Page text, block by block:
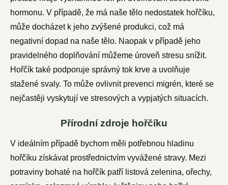
hormonu. V případě, že má naše tělo nedostatek hořčíku,
může docházet k jeho zvýšené produkci, což má
negativní dopad na naše tělo. Naopak v případě jeho
pravidelného doplňování můžeme úroveň stresu snížit.
Hořčík také podporuje správný tok krve a uvolňuje
stažené svaly. To může ovlivnit prevenci migrén, které se
nejčastěji vyskytují ve stresových a vypjatých situacích.
Přírodní zdroje hořčíku
V ideálním případě bychom měli potřebnou hladinu
hořčíku získávat prostřednictvím vyvážené stravy. Mezi
potraviny bohaté na hořčík patří listová zelenina, ořechy,